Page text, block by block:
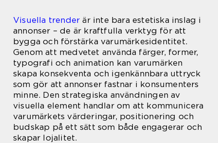
Visuella trender är inte bara estetiska inslag i
annonser – de är kraftfulla verktyg för att
bygga och förstärka varumärkesidentitet.
Genom att medvetet använda färger, former,
typografi och animation kan varumärken
skapa konsekventa och igenkännbara uttryck
som gör att annonser fastnar i konsumenters
minne. Den strategiska användningen av
visuella element handlar om att kommunicera
varumärkets värderingar, positionering och
budskap på ett sätt som både engagerar och
skapar lojalitet.